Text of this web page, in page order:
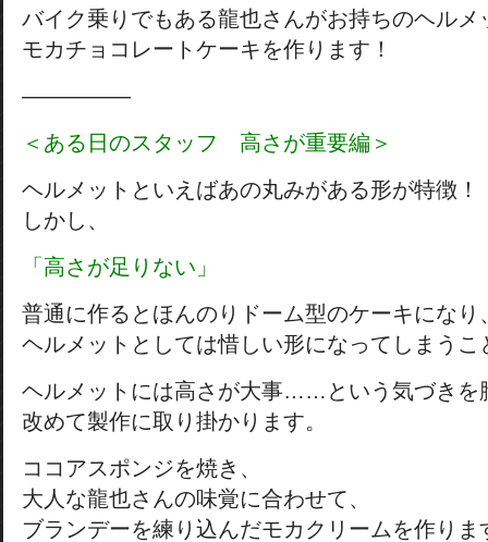
バイク乗りでもある龍也さんがお持ちのヘルメ
モカチョコレートケーキを作ります！
―――――
＜ある日のスタッフ 高さが重要編＞
ヘルメットといえばあの丸みがある形が特徴！
しかし、
「高さが足りない」
普通に作るとほんのりドーム型のケーキになり
ヘルメットとしては惜しい形になってしまうこ
ヘルメットには高さが大事……という気づきを
改めて製作に取り掛かります。
ココアスポンジを焼き、
大人な龍也さんの味覚に合わせて、
ブランデーを練り込んだモカクリームを作りま